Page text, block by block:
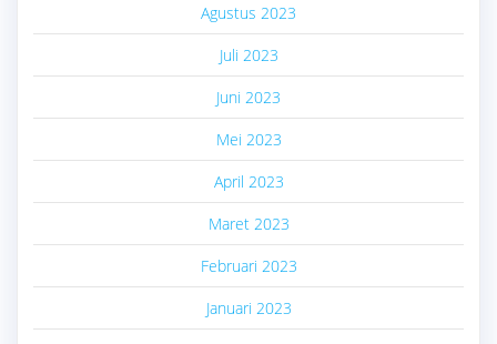
Agustus 2023
Juli 2023
Juni 2023
Mei 2023
April 2023
Maret 2023
Februari 2023
Januari 2023